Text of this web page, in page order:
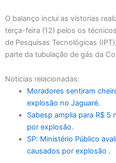
O balanço inclui as vistorias
terça-feira (12) pelos os
de Pesquisas Tecnológicas
parte da tubulação de gás da
Notícias relacionadas:
Moradores sentiram
explosão no Jaguaré.
Sabesp amplia para R$ 5
por explosão.
SP: Ministério Público
causados por explosão .